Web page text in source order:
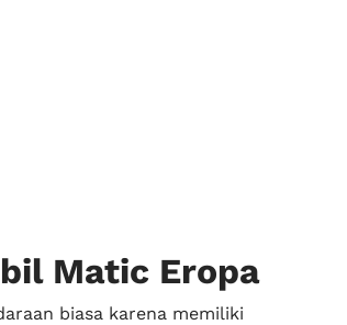
Matic Eropa
biasa karena memiliki